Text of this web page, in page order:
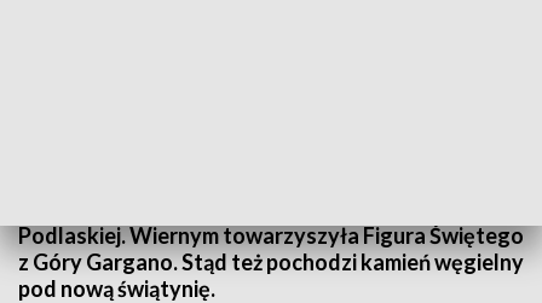
Podlaskiej. Wiernym towarzyszyła Figura Świętego
z Góry Gargano. Stąd też pochodzi kamień węgielny
pod nową świątynię.